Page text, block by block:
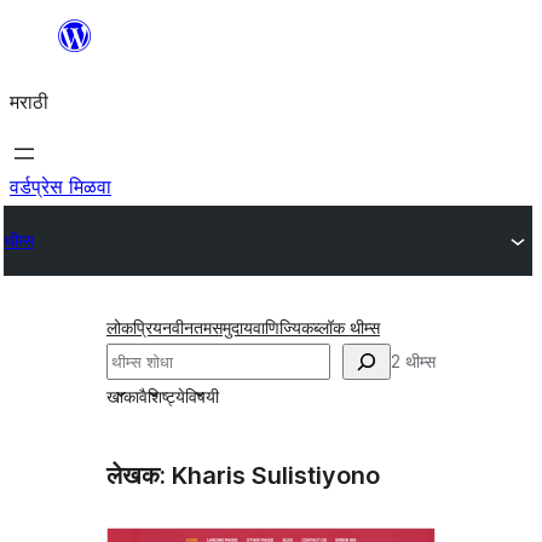
सामुग्रीवर
मराठी
वर्डप्रेस मिळवा
थीम्स
लोकप्रियनवीनतमसमुदायवाणिज्यिकब्लॉक थीम्स
शोधा
2 थीम्स
खाकावैशिष्ट्येविषयी
लेखक: Kharis Sulistiyono